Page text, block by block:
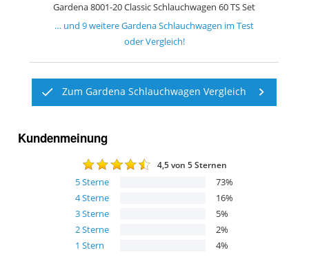
Gardena 8001-20 Classic Schlauchwagen 60 TS Set
… und9weitereGardena Schlauchwagen im Test
oder Vergleich!
Zum Gardena Schlauchwagen Vergleich
Kundenmeinung
4,5von 5 Sternen
5Sterne 73%
4Sterne 16%
3Sterne 5%
2Sterne 2%
1 Stern 4%